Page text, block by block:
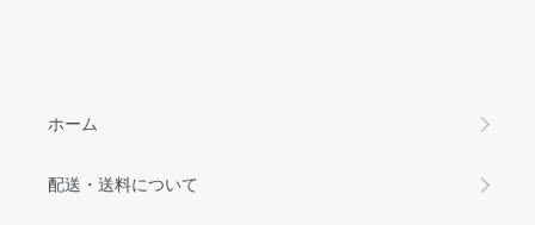
ホーム
配送・送料について